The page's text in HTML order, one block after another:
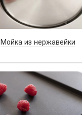
Мойка из нержавейки